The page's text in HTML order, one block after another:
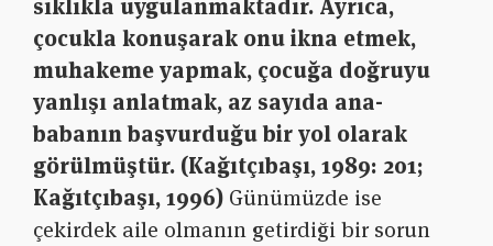
sıklıkla uygulanmaktadır. Ayrıca,
çocukla konuşarak onu ikna etmek,
muhakeme yapmak, çocuğa doğruyu
yanlışı anlatmak, az sayıda ana-
babanın başvurduğu bir yol olarak
görülmüştür. (Kağıtçıbaşı, 1989: 201;
Kağıtçıbaşı, 1996) Günümüzde ise
çekirdek aile olmanın getirdiği bir sorun